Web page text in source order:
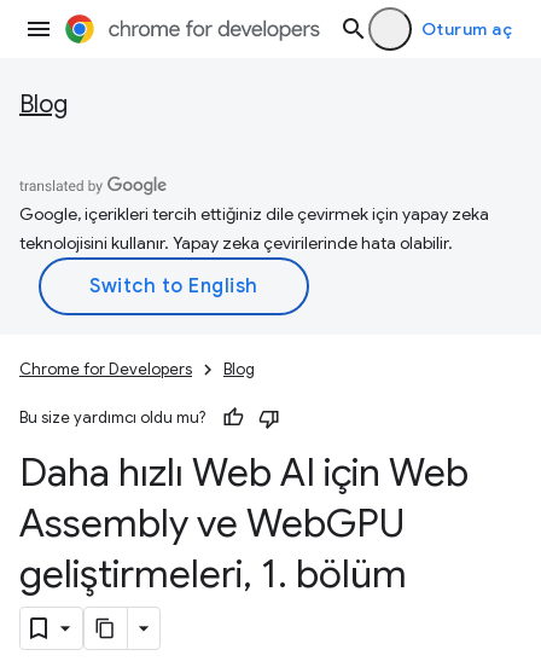
Oturum aç
Blog
Google, içerikleri tercih ettiğiniz dile çevirmek için yapay zeka
teknolojisini kullanır. Yapay zeka çevirilerinde hata olabilir.
Chrome for Developers Blog
Bu size yardımcı oldu mu?
Daha hızlı Web AI için Web
Assembly ve WebGPU
geliştirmeleri, 1. bölüm